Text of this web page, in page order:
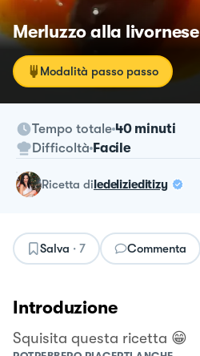
Merluzzo alla livornese
Modalità passo passo
Tempo totale 40 minuti
Difficoltà Facile
ricetta diledelizieditizy
Salva · 7 Commenta
Introduzione
Squisita questa ricetta 😁